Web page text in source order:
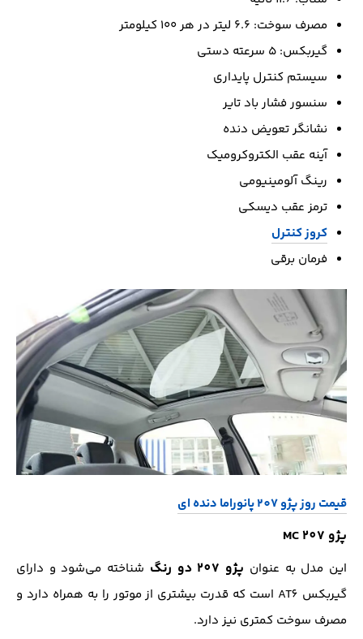
مصرف سوخت: ۶.۶ لیتر در هر ۱۰۰ کیلومتر
گیربکس: ۵ سرعته دستی
سیستم کنترل پایداری
سنسور فشار باد تایر
نشانگر تعویض دنده
آینه عقب الکتروکرومیک
رینگ آلومینیومی
ترمز عقب دیسکی
کروز کنترل
فرمان برقی
قیمت روز پژو 207 پانوراما دنده ای
پژو 207 MC
این مدل به عنوان پژو 207 دو رنگ
شناخته می‌شود و دارای
گیربکس AT6 است که قدرت بیشتری از موتور را به همراه دارد و
مصرف سوخت کمتری نیز دارد.